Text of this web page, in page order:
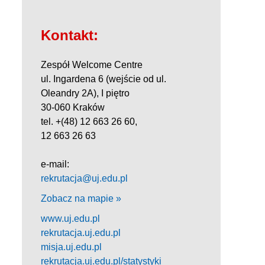
Kontakt:
Zespół Welcome Centre
ul. Ingardena 6 (wejście od ul.
Oleandry 2A), I piętro
30-060 Kraków
tel. +(48) 12 663 26 60,
12 663 26 63
e-mail:
rekrutacja@uj.edu.pl
Zobacz na mapie »
www.uj.edu.pl
rekrutacja.uj.edu.pl
misja.uj.edu.pl
rekrutacja.uj.edu.pl/statystyki